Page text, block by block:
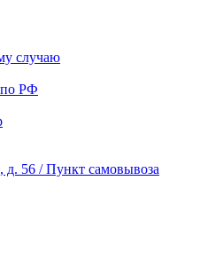
случаю
по РФ
56 / Пункт самовывоза